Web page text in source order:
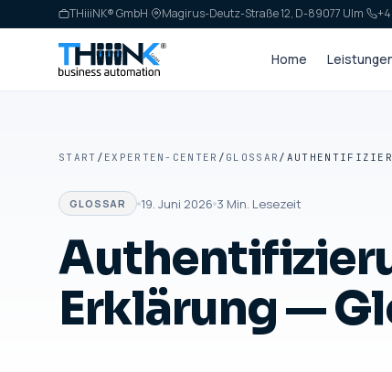
THiiiNK® GmbH· Magirus-Deutz-Straße 12, D-89077 Ulm·
Home
START / EXPERTEN-CENTER / GLOSSAR /
GLOSSAR 19. Juni 2026 3 Min. Lesezeit
Erklärung —